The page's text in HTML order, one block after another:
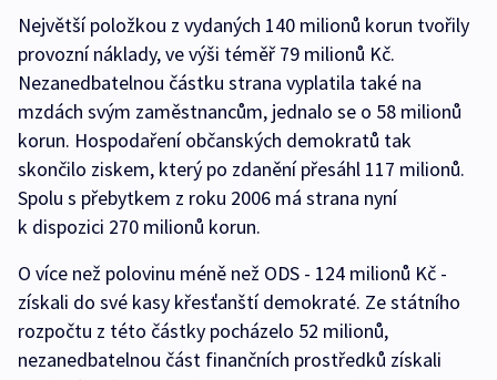
Největší položkou z vydaných 140 milionů korun tvořily
provozní náklady, ve výši téměř 79 milionů Kč.
Nezanedbatelnou částku strana vyplatila také na
mzdách svým zaměstnancům, jednalo se o 58 milionů
korun. Hospodaření občanských demokratů tak
skončilo ziskem, který po zdanění přesáhl 117 milionů.
Spolu s přebytkem z roku 2006 má strana nyní
k dispozici 270 milionů korun.
O více než polovinu méně než ODS - 124 milionů Kč -
získali do své kasy křesťanští demokraté. Ze státního
rozpočtu z této částky pocházelo 52 milionů,
nezanedbatelnou část finančních prostředků získali